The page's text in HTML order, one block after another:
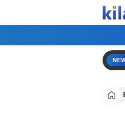
Bangga pada Teman-teman”